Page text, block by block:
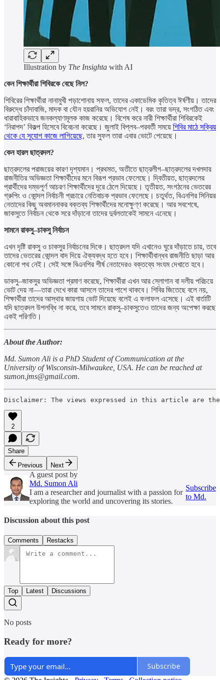
Illustration by The Insighta with AI
কেন শিক্ষার্থীরা শিবিরকে বেছে নিল?
শিবিরের শিক্ষার্থীরা নানামুখী পড়াশোনায় সফল, তাদের একাডেমিক কৃতিত্ব ঈর্ষণীয়। তাদের
বিরুদ্ধে চাঁদাবাজি, মাদক বা যৌন হয়রানির অভিযোগ নেই। বরং তারা ভদ্র, সংগঠিত এবং
ধারাবাহিকভাবে জনকল্যাণমূলক কাজ করেছে। বিশেষ করে নারী শিক্ষার্থীরা শিবিরকেই
‘নিরাপদ’ বিকল্প হিসেবে বিবেচনা করেছে। জুলাই বিপ্লব–পরবর্তী সময়ে শিবির মাঠে সক্রিয়
থেকে যে সুযোগ কাজে লাগিয়েছে, তার সুফল তারা এবার ভোটে পেয়েছে।
কেন হারল ছাত্রদল?
ছাত্রদলের পরাজয়ের কারণ দৃশ্যমান। প্রথমত, অতীতে ছাত্রলীগ–ছাত্রদলের দখলদার
রাজনীতির অভিজ্ঞতা শিক্ষার্থীদের মনে বিরূপ প্রভাব ফেলেছে। দ্বিতীয়ত, ছাত্রদলের
প্রার্থীদের দম্ভপূর্ণ আচরণ শিক্ষার্থীদের দূরে ঠেলে দিয়েছে। তৃতীয়ত, সংগঠনের ভেতরের
গ্রুপিং ও কোন্দল নির্বাচনী প্রচারে নেতিবাচক প্রভাব ফেলেছে। চতুর্থত, বিএনপির সিনিয়র
নেতাদের কিছু অবমাননাকর বক্তব্য শিক্ষার্থীদের মনোক্ষুণ্ণ করেছে। আর সবশেষে,
জাকসুতে নির্বাচন থেকে সরে দাঁড়ানো তাদের দুর্বলতাকেই সামনে এনেছে।
সামনে রাকসু–চাকসু নির্বাচন
এখন দৃষ্টি রাকসু ও চাকসুর নির্বাচনের দিকে। ছাত্রদল যদি এখানেও ঘুরে দাঁড়াতে চায়, তবে
তাদের ভেতরের কোন্দল বাদ দিয়ে ঐক্যবদ্ধ হতে হবে। শিক্ষার্থীবান্ধব রাজনীতি ছাড়া আর
কোনো পথ নেই। সেই সঙ্গে বিএনপির শীর্ষ নেতাদেরও বক্তব্যে সংযম দেখাতে হবে।
ডাকসু–জাকসুর অভিজ্ঞতা প্রমাণ করেছে, শিক্ষার্থীরা এখন আর স্লোগান বা দলীয় পরিচয়ে
ভোট দেয় না—তারা দেখে কারা আসলে তাদের পাশে থাকবে। শিবির জিতেছে বলে নয়,
শিক্ষার্থীরা তাদের আস্থার জায়গায় ভোট দিয়েছে বলেই এ ফলাফল এসেছে। এই বার্তাটি
যদি ছাত্রদল উপলব্ধি না করে, তবে সামনে রাকসু–চাকসুতেও তাদের জন্য অপেক্ষা করছে
একই পরিণতি।
About the Author:
Md. Sumon Ali is a PhD Student of Communication at the
University of Wisconsin-Milwaukee, USA. He can be reached at
sumon.jms@gmail.com.
Disclaimer: The views expressed in this article are
2
Share
Previous
Next
A guest post by
Md. Sumon Ali
I am a researcher and journalist with a passion for
exploring the world and uncovering its stories.
Subscribe
to Md.
Discussion about this post
Comments Restacks
Top Latest Discussions
No posts
Ready for more?
Subscribe